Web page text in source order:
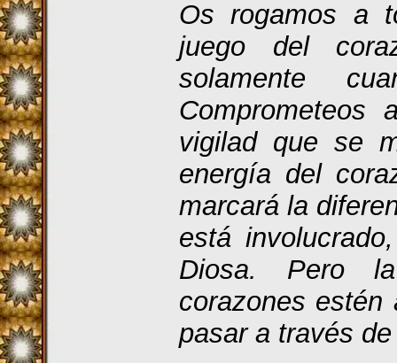
Os rogamos a
juego del
solamente
Comprometeos
vigilad que se
energía del
marcará la
está
Diosa. Pero
corazones estén
pasar a través